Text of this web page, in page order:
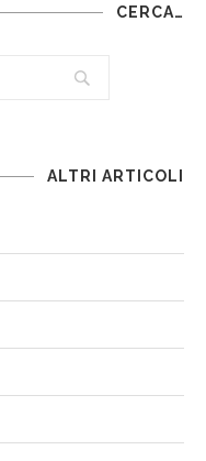
CERCA…
ALTRI ARTICOLI